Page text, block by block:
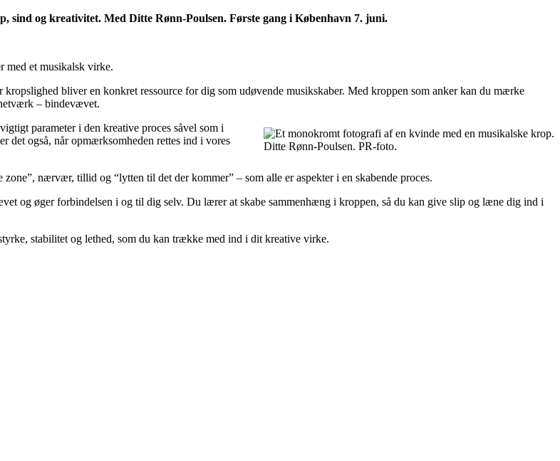
sind og kreativitet. Med Ditte Rønn-Poulsen. Første gang i København 7. juni.
med et musikalsk virke.
bliver en konkret ressource for dig som udøvende musikskaber. Med kroppen som anker kan du mærke
– bindevævet.
Ditte Rønn-Poulsen. PR-foto.
parameter i den kreative proces såvel som i
det også, når opmærksomheden rettes ind i vores
nærvær, tillid og “lytten til det der kommer” – som alle er aspekter i en skabende proces.
og øger forbindelsen i og til dig selv. Du lærer at skabe sammenhæng i kroppen, så du kan give slip og læne dig ind i
stabilitet og lethed, som du kan trække med ind i dit kreative virke.